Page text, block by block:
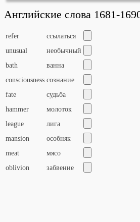
Английские слова 1681-
refer
ссылаться
unusual
необычный
bath
ванна
consciousness сознание
fate
судьба
hammer
молоток
league
лига
mansion
особняк
meat
мясо
oblivion
забвение